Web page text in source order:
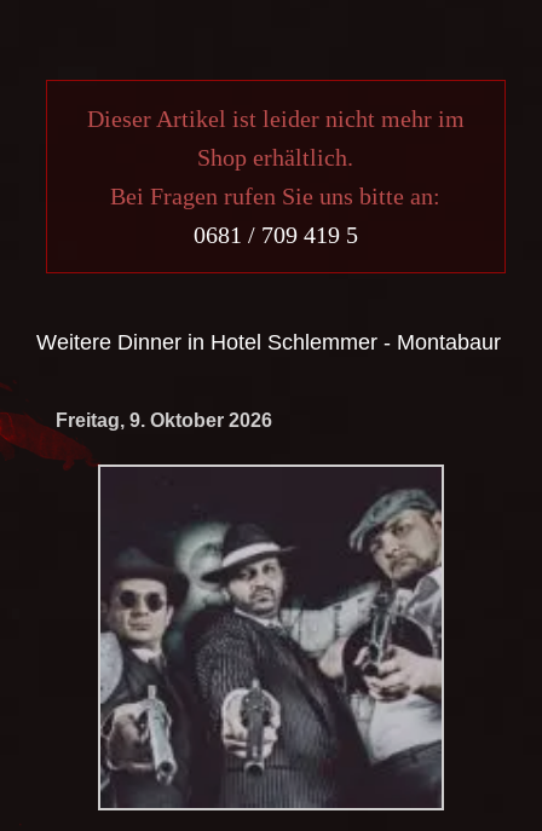
Dieser Artikel ist leider nicht mehr im
Shop erhältlich.
Bei Fragen rufen Sie uns bitte an:
0681 / 709 419 5
Weitere Dinner in Hotel Schlemmer - Montabaur
Freitag, 9. Oktober 2026